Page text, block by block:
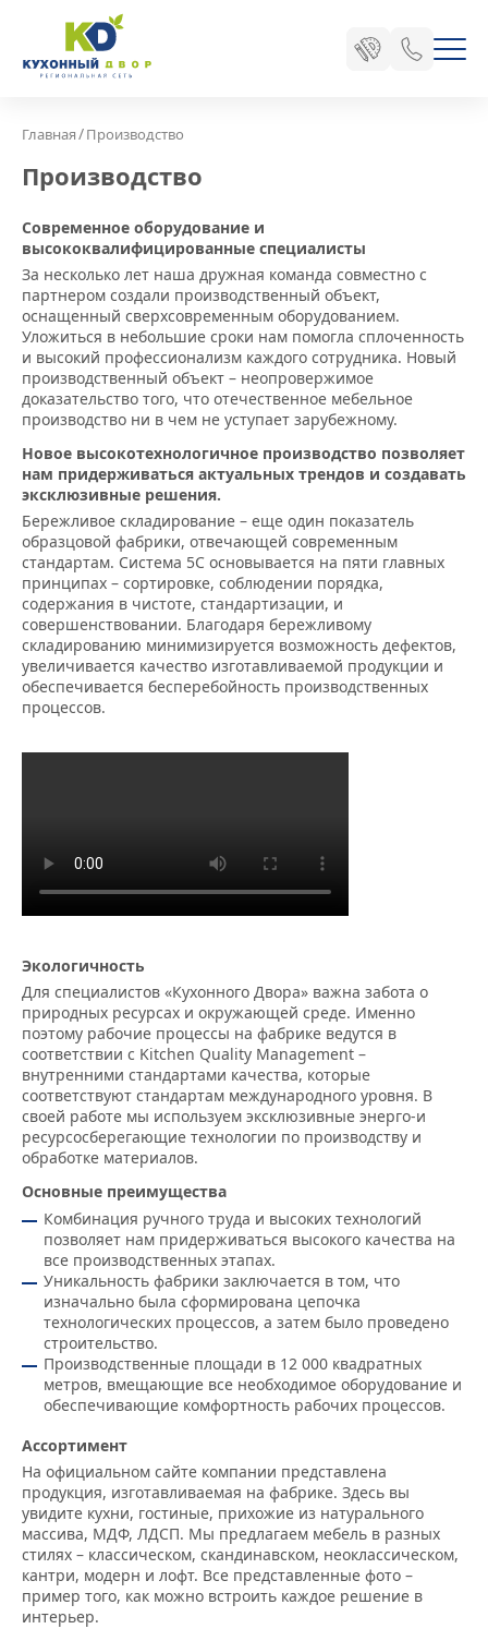
Главная/Производство
Производство
Современное оборудование и
высококвалифицированные специалисты
За несколько лет наша дружная команда совместно с
партнером создали производственный объект,
оснащенный сверхсовременным оборудованием.
Уложиться в небольшие сроки нам помогла сплоченность
и высокий профессионализм каждого сотрудника. Новый
производственный объект – неопровержимое
доказательство того, что отечественное мебельное
производство ни в чем не уступает зарубежному.
Новое высокотехнологичное производство позволяет
нам придерживаться актуальных трендов и создавать
эксклюзивные решения.
Бережливое складирование – еще один показатель
образцовой фабрики, отвечающей современным
стандартам. Система 5С основывается на пяти главных
принципах – сортировке, соблюдении порядка,
содержания в чистоте, стандартизации, и
совершенствовании. Благодаря бережливому
складированию минимизируется возможность дефектов,
увеличивается качество изготавливаемой продукции и
обеспечивается бесперебойность производственных
процессов.
Экологичность
Для специалистов «Кухонного Двора» важна забота о
природных ресурсах и окружающей среде. Именно
поэтому рабочие процессы на фабрике ведутся в
соответствии с Kitchen Quality Management –
внутренними стандартами качества, которые
соответствуют стандартам международного уровня. В
своей работе мы используем эксклюзивные энерго-и
ресурсосберегающие технологии по производству и
обработке материалов.
Основные преимущества
Комбинация ручного труда и высоких технологий
позволяет нам придерживаться высокого качества на
все производственных этапах.
Уникальность фабрики заключается в том, что
изначально была сформирована цепочка
технологических процессов, а затем было проведено
строительство.
Производственные площади в 12 000 квадратных
метров, вмещающие все необходимое оборудование и
обеспечивающие комфортность рабочих процессов.
Ассортимент
На официальном сайте компании представлена
продукция, изготавливаемая на фабрике. Здесь вы
увидите кухни, гостиные, прихожие из натурального
массива, МДФ, ЛДСП. Мы предлагаем мебель в разных
стилях – классическом, скандинавском, неоклассическом,
кантри, модерн и лофт. Все представленные фото –
пример того, как можно встроить каждое решение в
интерьер.